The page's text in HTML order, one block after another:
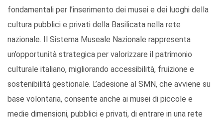
fondamentali per l’inserimento dei musei e dei luoghi della
cultura pubblici e privati della Basilicata nella rete
nazionale. Il Sistema Museale Nazionale rappresenta
un’opportunità strategica per valorizzare il patrimonio
culturale italiano, migliorando accessibilità, fruizione e
sostenibilità gestionale. L’adesione al SMN, che avviene su
base volontaria, consente anche ai musei di piccole e
medie dimensioni, pubblici e privati, di entrare in una rete